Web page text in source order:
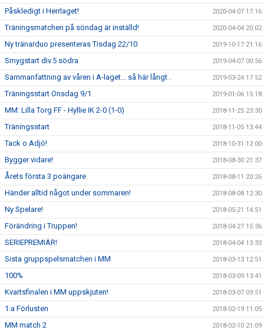
Påskledigt i Herrlaget! 2020-04-07 17:16
Träningsmatchen på söndag är inställd! 2020-04-04 20:02
Ny tränarduo presenteras Tisdag 22/10 2019-10-17 21:16
Smygstart div.5 södra 2019-04-07 00:56
Sammanfattning av våren i A-laget... så här långt . 2019-03-24 17:52
Träningsstart Onsdag 9/1 2019-01-06 15:18
MM: Lilla Torg FF - Hyllie IK 2-0 (1-0) 2018-11-25 23:30
Träningsstart 2018-11-05 13:44
Tack o Adjö! 2018-10-31 12:00
Bygger vidare! 2018-08-30 21:37
Årets första 3 poängare 2018-08-11 20:26
Händer alltid något under sommaren! 2018-08-08 12:30
Ny Spelare! 2018-05-21 14:51
Förändring i Truppen! 2018-04-27 15:36
SERIEPREMIÄR! 2018-04-04 13:33
Sista gruppspelsmatchen i MM 2018-03-13 12:51
100% 2018-03-09 13:41
Kvartsfinalen i MM uppskjuten! 2018-03-07 09:51
1:a Förlusten 2018-02-19 11:05
MM match 2 2018-02-10 21:09